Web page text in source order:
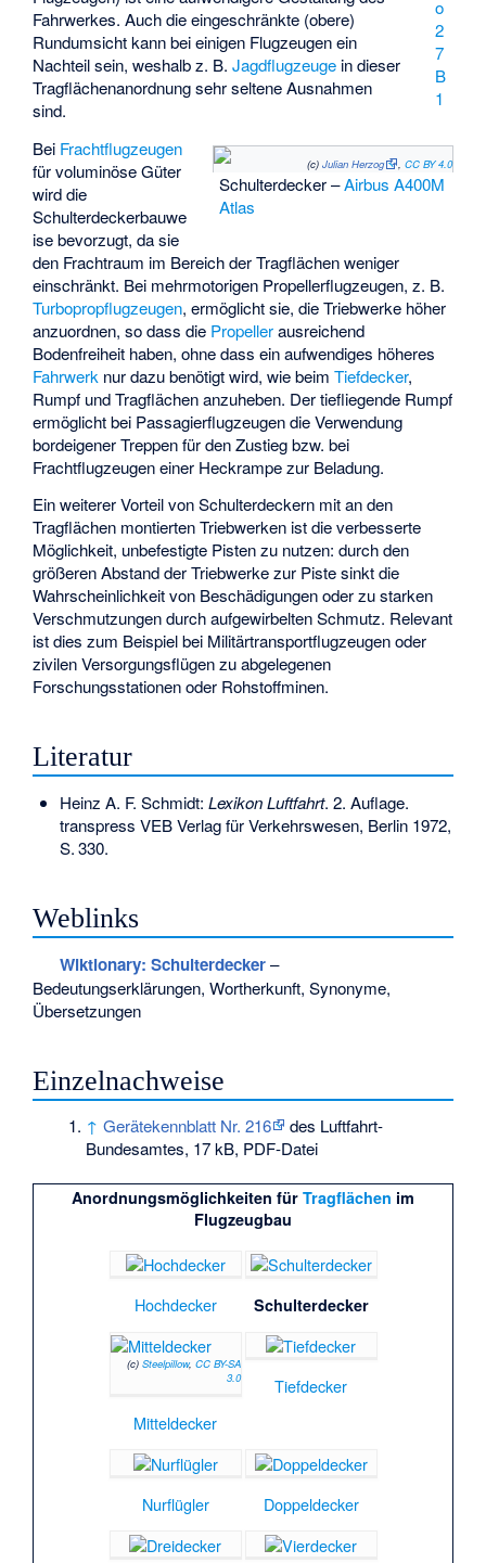
o
2
7
B
1
(c) Julian Herzog , CC BY 4.0
Schulterdecker –Airbus A400M
Atlas
Fahrwerkes. Auch die eingeschränkte (obere)
Rundumsicht kann bei einigen Flugzeugen ein
Nachteil sein, weshalb z. B.Jagdflugzeuge in dieser
Tragflächenanordnung sehr seltene Ausnahmen
sind.
Bei Frachtflugzeugen
für voluminöse Güter
wird die
Schulterdeckerbauwe
ise bevorzugt, da sie
den Frachtraum im Bereich der Tragflächen weniger
einschränkt. Bei mehrmotorigen Propellerflugzeugen, z. B.
Turbopropflugzeugen, ermöglicht sie, die Triebwerke höher
anzuordnen, so dass die Propellerausreichend
Bodenfreiheit haben, ohne dass ein aufwendiges höheres
Fahrwerk nur dazu benötigt wird, wie beimTiefdecker,
Rumpf und Tragflächen anzuheben. Der tiefliegende Rumpf
ermöglicht bei Passagierflugzeugen die Verwendung
bordeigener Treppen für den Zustieg bzw. bei
Frachtflugzeugen einer Heckrampe zur Beladung.
Ein weiterer Vorteil von Schulterdeckern mit an den
Tragflächen montierten Triebwerken ist die verbesserte
Möglichkeit, unbefestigte Pisten zu nutzen: durch den
größeren Abstand der Triebwerke zur Piste sinkt die
Wahrscheinlichkeit von Beschädigungen oder zu starken
Verschmutzungen durch aufgewirbelten Schmutz. Relevant
ist dies zum Beispiel bei Militärtransportflugzeugen oder
zivilen Versorgungsflügen zu abgelegenen
Forschungsstationen oder Rohstoffminen.
Literatur
Heinz A. F. Schmidt: Lexikon Luftfahrt. 2. Auflage.
transpress VEB Verlag für Verkehrswesen, Berlin 1972,
S.330.
Weblinks
Wiktionary: Schulterdecker–
Bedeutungserklärungen, Wortherkunft, Synonyme,
Übersetzungen
Einzelnachweise
↑ Gerätekennblatt Nr. 216
des Luftfahrt-
Bundesamtes, 17 kB, PDF-Datei
Anordnungsmöglichkeiten für Tragflächen im
Flugzeugbau
Hochdecker Schulterdecker
(c) Steelpillow, CC BY-SA
3.0
Mitteldecker
Tiefdecker
Nurflügler Doppeldecker